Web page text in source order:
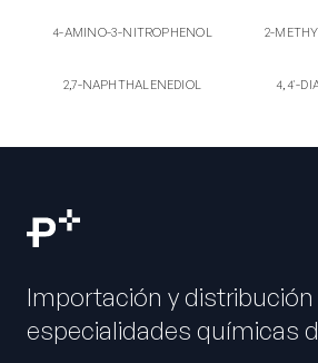
4-AM
4-AMINO-3-NITROPHENOL
2-
2,7-
2,7-NAPHTHALENEDIOL
4,4'-
Importación y distribución
especialidades químicas